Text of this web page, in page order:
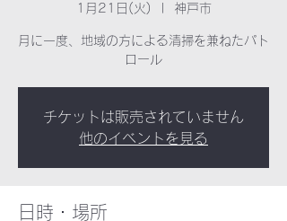
1月21日(火) 神戸市
月に一度、地域の方による清掃を兼ねたパト
ロール
チケットは販売されていません
他のイベントを見る
日時・場所